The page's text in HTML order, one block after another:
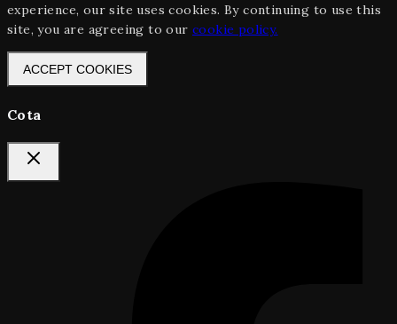
experience, our site uses cookies. By continuing to use this
site, you are agreeing to our cookie policy.
ACCEPT COOKIES
Cota